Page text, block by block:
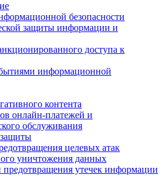
безопасности
защиты информации и
доступа к
информационной
контента
онлайн-платежей и
обслуживания
целевых атак
уничтожения данных
утечек информации